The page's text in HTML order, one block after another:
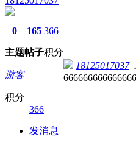
0
主题
165
帖子
366
积分
游客
积分
366
发消息
18125017037